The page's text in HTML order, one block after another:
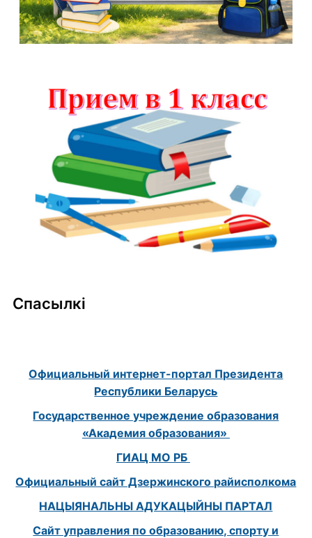
Спасылкі
Официальный интернет-портал Президента
Республики Беларусь
Государственное учреждение образования
«Академия образования»
ГИАЦ МО РБ
Официальный сайт Дзержинского райисполкома
НАЦЫЯНАЛЬНЫ АДУКАЦЫЙНЫ ПАРТАЛ
Сайт управления по образованию, спорту и